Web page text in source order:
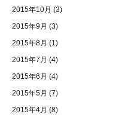
2015年10月 (3)
2015年9月 (3)
2015年8月 (1)
2015年7月 (4)
2015年6月 (4)
2015年5月 (7)
2015年4月 (8)